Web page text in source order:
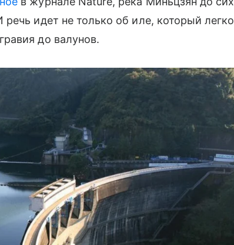
идет не только об иле, который легко
до валунов.